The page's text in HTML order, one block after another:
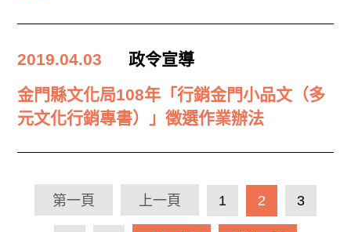
2019.04.03
政令宣導
金門縣文化局108年「行銷金門小品文（多
元文化行銷專書）」徵選作業辦法
第一頁 上一頁 1 2 3